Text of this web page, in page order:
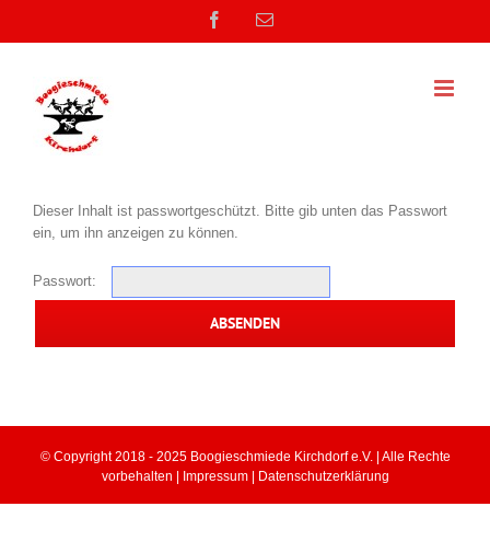
Facebook
E-
Dieser Inhalt ist passwortgeschützt. Bitte gib unten das Passwort
ein, um ihn anzeigen zu können.
Passwort:
© Copyright 2018 - 2025 Boogieschmiede Kirchdorf e.V. | Alle Rechte
vorbehalten |
Impressum| Datenschutzerklärung